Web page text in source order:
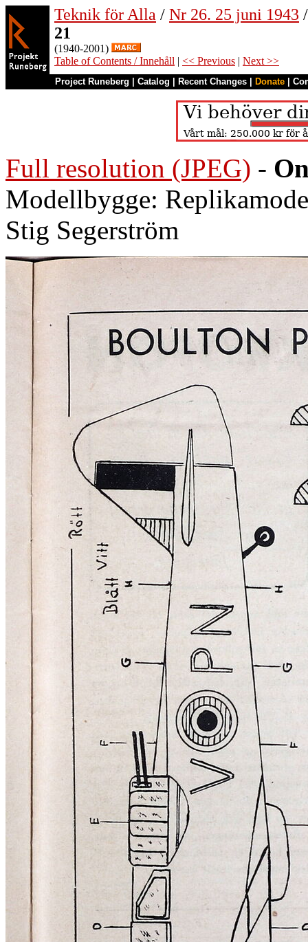
Teknik för Alla / Nr 26. 25 juni 1943 /
21
(1940-2001)
Table of Contents / Innehåll | << Previous | Next >>
Project Runeberg Catalog Recent Changes Donate
Full resolution (JPEG) -
Modellbygge:
Stig Segerström